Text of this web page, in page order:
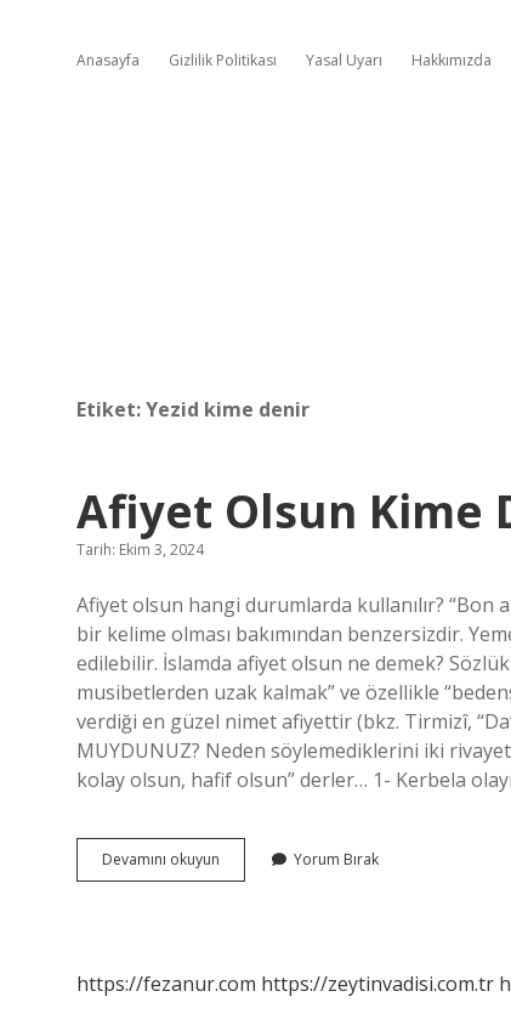
Anasayfa Gizlilik Politikası Yasal Uyarı Hakkımızda
Etiket:Yezid kime denir
Afiyet Olsun Kime
Tarih: Ekim 3, 2024
Afiyet olsun hangi durumlarda kullanılır?
bir kelime olması bakımından benzersizdir.
edilebilir. İslamda afiyet olsun ne demek?
musibetlerden uzak kalmak” ve özellikle
verdiği en güzel nimet afiyettir (bkz. Tirmizî,
MUYDUNUZ? Neden söylemediklerini iki
kolay olsun, hafif olsun” derler… 1- Kerbela
Devamını okuyun
Olsun
Yorum Bırak
https://fezanur.com https://zeytinvadisi.com.tr